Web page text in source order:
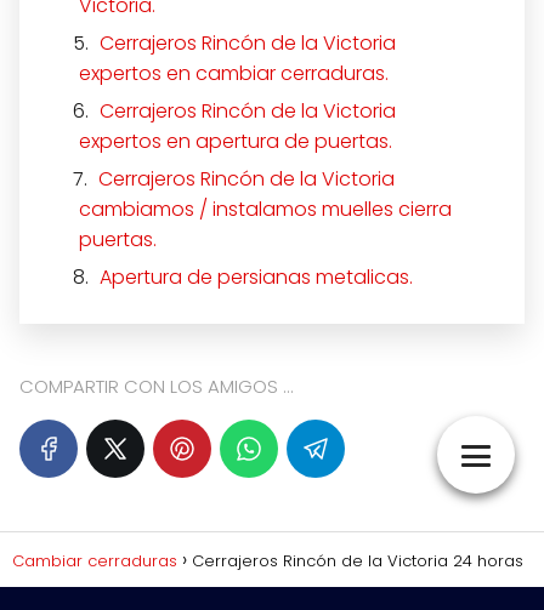
Cerrajeros Rincón de la Victoria
expertos en cambiar cerraduras.
Cerrajeros Rincón de la Victoria
expertos en apertura de puertas.
Cerrajeros Rincón de la Victoria
cambiamos / instalamos muelles cierra
puertas.
Apertura de persianas metalicas.
COMPARTIR CON LOS AMIGOS ...
Cambiar cerraduras Cerrajeros Rincón de la Victoria 24 horas